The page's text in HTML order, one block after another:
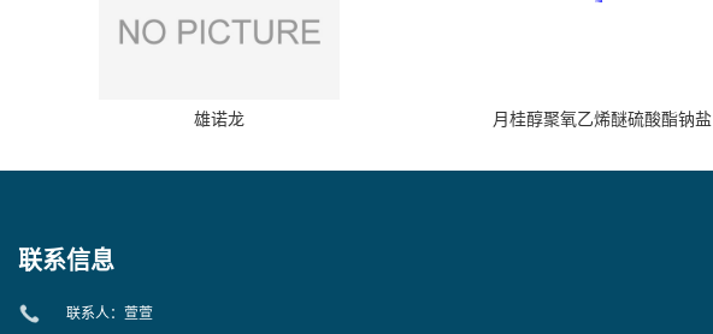
雄诺龙 月桂醇聚氧乙烯醚硫酸酯钠盐
联系信息
联系人：萱萱